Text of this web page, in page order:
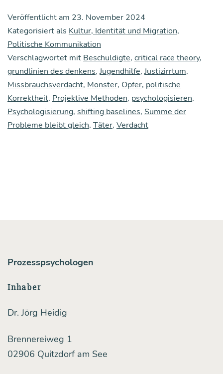
Veröffentlicht am 23. November 2024
Kategorisiert als Kultur, Identität und Migration,
Politische Kommunikation
Verschlagwortet mit Beschuldigte, critical race theory,
grundlinien des denkens, Jugendhilfe, Justizirrtum,
Missbrauchsverdacht, Monster, Opfer, politische
Korrektheit, Projektive Methoden, psychologisieren,
Psychologisierung, shifting baselines, Summe der
Probleme bleibt gleich, Täter, Verdacht
Prozesspsychologen
Inhaber
Dr. Jörg Heidig
Brennereiweg 1
02906 Quitzdorf am See